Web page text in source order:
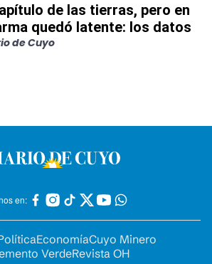
de las tierras, pero en
quedó latente: los datos
de Cuyo
en:
EconomíaCuyo Minero
VerdeRevista OH